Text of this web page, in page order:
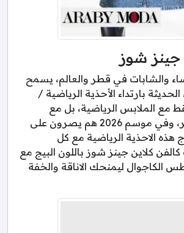
جينز شوز
والشابات في قطر والعالم، يسمح
بارتداء الأحذية الرياضية /
مع الملابس الرياضية، بل مع
الفساتين والتنانير، وفي موسم 2026 هم يصرون على
الاحذية الرياضية مع كل
كالفن كلاين جينز شوز باللون البيج مع
ليمنحك الاناقة والخفة